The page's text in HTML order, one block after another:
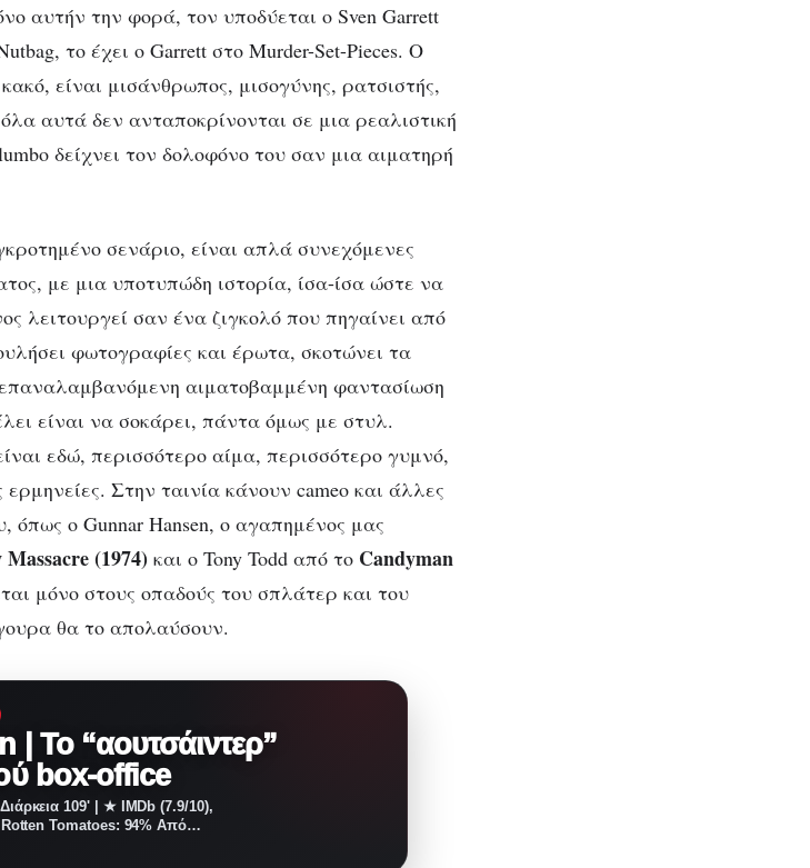
αυτήν την φορά, τον υποδύεται ο Sven Garrett
το έχει ο Garrett στο Murder-Set-Pieces. Ο
είναι μισάνθρωπος, μισογύνης, ρατσιστής,
αυτά δεν ανταποκρίνονται σε μια ρεαλιστική
δείχνει τον δολοφόνο του σαν μια αιματηρή
σενάριο, είναι απλά συνεχόμενες
με μια υποτυπώδη ιστορία, ίσα-ίσα ώστε να
λειτουργεί σαν ένα ζιγκολό που πηγαίνει από
φωτογραφίες και έρωτα, σκοτώνει τα
αιματοβαμμένη φαντασίωση
είναι να σοκάρει, πάντα όμως με στυλ.
εδώ, περισσότερο αίμα, περισσότερο γυμνό,
Στην ταινία κάνουν cameo και άλλες
όπως ο Gunnar Hansen, ο αγαπημένος μας
Massacre(1974) και ο Tony Todd από το Candyman
μόνο στους οπαδούς του σπλάτερ και του
θα το απολαύσουν.
| Το “αουτσάιντερ”
box-office
109' | ★ IMDb (7.9/10),
Tomatoes: 94% Από…